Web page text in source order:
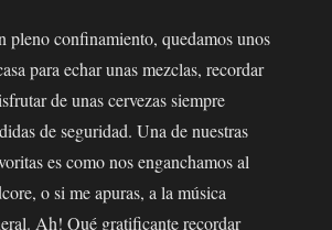
pleno confinamiento, quedamos unos
para echar unas mezclas, recordar
de unas cervezas siempre
de seguridad. Una de nuestras
es como nos enganchamos al
o si me apuras, a la música
Ah! Qué gratificante recordar